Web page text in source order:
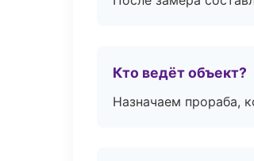
Кто ведёт объект?
Назначаем прораба,